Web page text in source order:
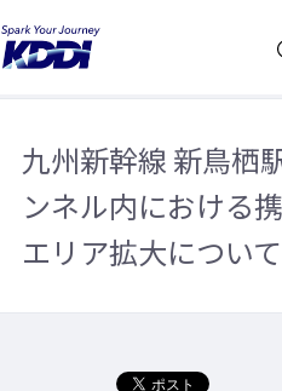
メニュー
KDDIホーム
新幹線 新鳥栖駅～新大牟田駅間トンネ
拡大について
九州新幹線 新鳥栖
ンネル内における
エリア拡大について